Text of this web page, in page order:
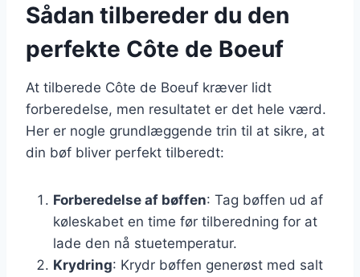
Sådan tilbereder du den
perfekte Côte de Boeuf
At tilberede Côte de Boeuf kræver lidt
forberedelse, men resultatet er det hele værd.
Her er nogle grundlæggende trin til at sikre, at
din bøf bliver perfekt tilberedt:
Forberedelse af bøffen: Tag bøffen ud af
køleskabet en time før tilberedning for at
lade den nå stuetemperatur.
Krydring: Krydr bøffen generøst med salt